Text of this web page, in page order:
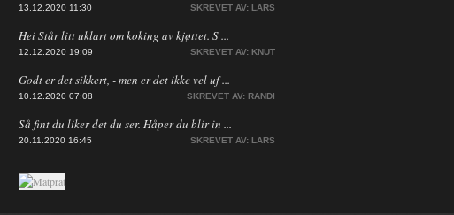
13.12.2020 11:30 SKREVET AV: LARS
Hei Står litt uklart om koking av kjøttet. S ...
12.12.2020 19:09 SKREVET AV: KNUT
Godt er det sikkert, - men er det ikke vel uf ...
10.12.2020 07:08 SKREVET AV: RANDI
Så fint du liker det du ser. Håper du blir in ...
20.11.2020 16:45 SKREVET AV: LARS